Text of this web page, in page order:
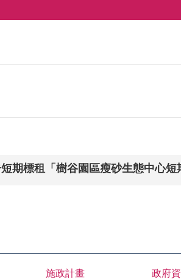
期標租「樹谷園區瘦砂生態中心短
施政計畫 政府